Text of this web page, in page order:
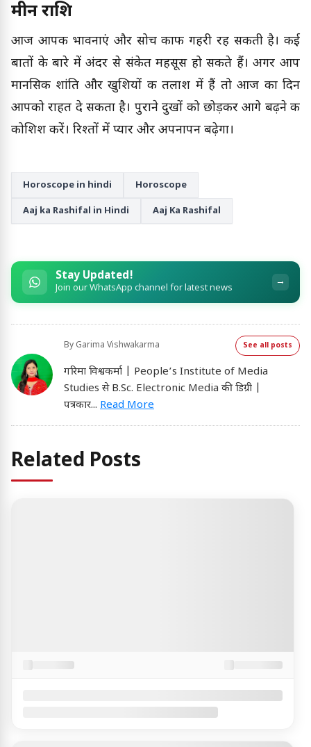
मीन राशि
आज आपकी भावनाएं और सोच काफी गहरी रह सकती है। कई
बातों के बारे में अंदर से संकेत महसूस हो सकते हैं। अगर आप
मानसिक शांति और खुशियों की तलाश में हैं तो आज का दिन
आपको राहत दे सकता है। पुराने दुखों को छोड़कर आगे बढ़ने की
कोशिश करें। रिश्तों में प्यार और अपनापन बढ़ेगा।
Horoscope in hindi Horoscope
Aaj ka Rashifal in Hindi Aaj Ka Rashifal
Stay Updated!
Join our WhatsApp channel for latest news →
By Garima Vishwakarma See all posts
गरिमा विश्वकर्मा | People’s Institute of Media
Studies से B.Sc. Electronic Media की डिग्री |
पत्रकार... Read More
Related Posts